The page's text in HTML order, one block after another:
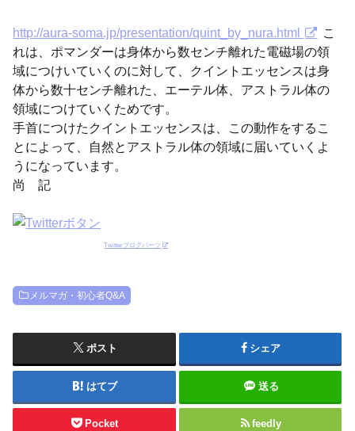
http://aura-soma.jp/presentation/quint_by_nura.html
こ
れは、ポマンダーは身体から数センチ離れた電磁場の領
域につけいていくのに対して、クイントエッセンスは身
体から数十センチ離れた、エーテル体、アストラル体の
領域につけていくためです。
手首につけたクイントエッセンスは、この動作をするこ
とによって、自然とアストラル体の領域に届いていくよ
うになっています。
尚 記
Twitterブログパーツ
メルマガ・初心者Q&A
ポスト シェア
はてブ 送る
Pocket feedly